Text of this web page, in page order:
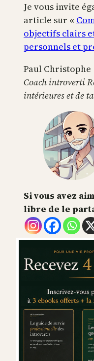
Je vous invite
article sur «
objectifs clairs
personnels et
Paul Christophe
Coach introverti
intérieures et de
Si vous avez
libre de le